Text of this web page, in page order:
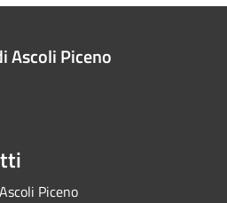
Ascoli Piceno
Piceno